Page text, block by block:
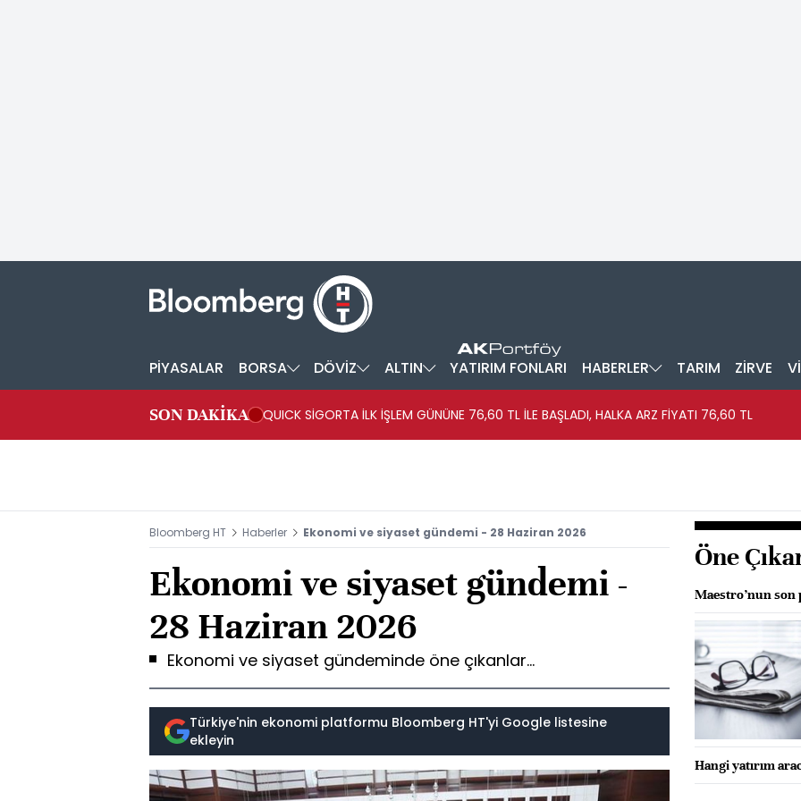
PİYASALAR BORSA DÖVİZ ALTIN YATIRIM FONLARI HABERLER TARIM ZİRVE
SON DAKİKA QUICK SİGORTA İLK İŞLEM GÜNÜNE 76,60 TL İLE BAŞLADI, HALKA ARZ FİYATI 76,60 TL
Bloomberg HT Haberler Ekonomi ve siyaset gündemi - 28 Haziran 2026
Ekonomi ve siyaset gündemi -
28 Haziran 2026
Ekonomi ve siyaset gündeminde öne çıkanlar...
Türkiye'nin ekonomi platformu Bloomberg HT'yi Google listesine
ekleyin
Öne
Maestro’nun son
Hangi yatırım